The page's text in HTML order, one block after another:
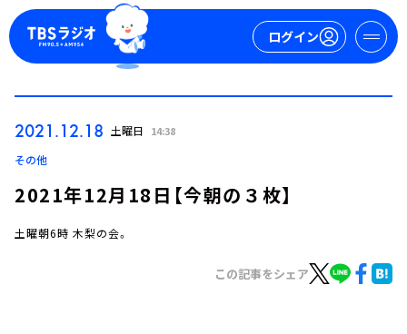
ログイン
2021.12.18 土曜日 14:38
その他
2021年12月18日【今朝の３枚】
土曜朝6時 木梨の会。
この記事をシェア